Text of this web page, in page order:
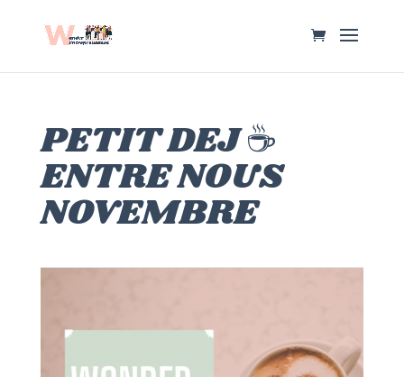
PETIT DEJ ☕
ENTRE NOUS
NOVEMBRE